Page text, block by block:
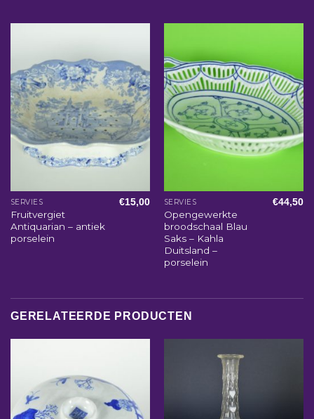
SERVIES
Fruitvergiet
Antiquarian – antiek
porselein
€15,00 SERVIES
Opengewerkte
broodschaal Blau
Saks – Kahla
Duitsland –
porselein
€44,50
GERELATEERDE PRODUCTEN